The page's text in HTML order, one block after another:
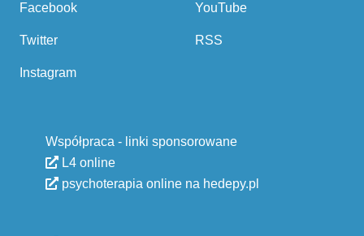
Facebook
Twitter
Instagram
YouTube
RSS
Współpraca - linki sponsorowane
L4 online
psychoterapia online na hedepy.pl